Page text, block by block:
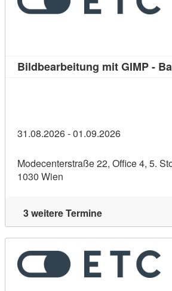
Bildbearbeitung mit GIMP -
31.08.2026 - 01.09.2026
Modecenterstraße 22, Office 4, 5.
1030 Wien
3 weitere Termine